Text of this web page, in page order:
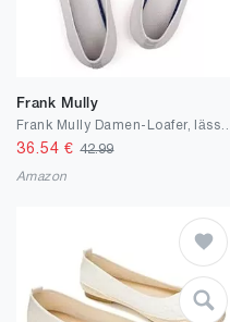
Frank Mully
36.54 €42.99
Amazon